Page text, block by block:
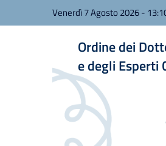
Venerdì 7 Agosto 2026-
Ordine dei
e degli Esperti